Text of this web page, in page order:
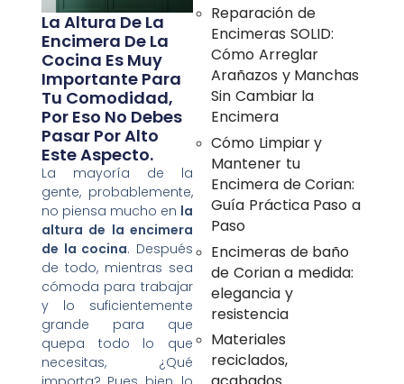
La Altura De La
Encimera De La
Cocina Es Muy
Importante Para
Tu Comodidad,
Por Eso No Debes
Pasar Por Alto
Este Aspecto.
La mayoría de la
gente, probablemente,
no piensa mucho en la
altura de la encimera
de la cocina. Después
de todo, mientras sea
cómoda para trabajar
y lo suficientemente
grande para que
quepa todo lo que
necesitas, ¿Qué
Reparación de
Encimeras SOLID:
Cómo Arreglar
Arañazos y Manchas
Sin Cambiar la
Encimera
Cómo Limpiar y
Mantener tu
Encimera de Corian:
Guía Práctica Paso a
Paso
Encimeras de baño
de Corian a medida:
elegancia y
resistencia
Materiales
reciclados,